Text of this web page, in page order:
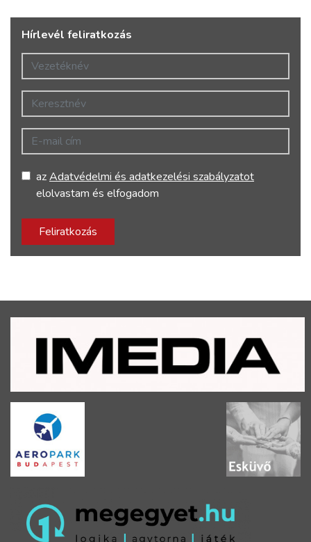
Hírlevél feliratkozás
Vezetéknév
Keresztnév
E-mail cím
azAdatvédelmi és adatkezelési szabályzatot
elolvastam és elfogadom
Feliratkozás